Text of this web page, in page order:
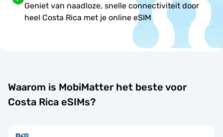
Geniet van naadloze, snelle connectiviteit door
heel Costa Rica met je online eSIM
Waarom is MobiMatter het beste voor
Costa Rica eSIMs?